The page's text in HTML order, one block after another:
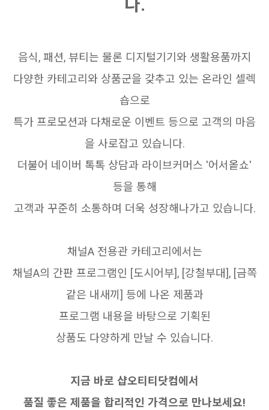
다.
음식, 패션, 뷰티는 물론 디지털기기와 생활용품까지
다양한 카테고리와 상품군을 갖추고 있는 온라인 셀렉
숍으로
특가 프로모션과 다채로운 이벤트 등으로 고객의 마음
을 사로잡고 있습니다.
더불어 네이버 톡톡 상담과 라이브커머스 '어서옽쇼'
등을 통해
고객과 꾸준히 소통하며 더욱 성장해나가고 있습니다.
채널A 전용관 카테고리에서는
채널A의 간판 프로그램인 [도시어부], [강철부대], [금쪽
같은 내새끼] 등에 나온 제품과
프로그램 내용을 바탕으로 기획된
상품도 다양하게 만날 수 있습니다.
지금 바로 샵오티티닷컴에서
품질 좋은 제품을 합리적인 가격으로 만나보세요!